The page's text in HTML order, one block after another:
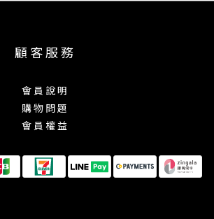
顧 客 服 務
會 員 說 明
購 物 問 題
會 員 權 益